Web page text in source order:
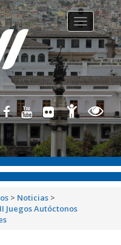
Toggle
navigation
> Noticias >
Juegos Autóctonos